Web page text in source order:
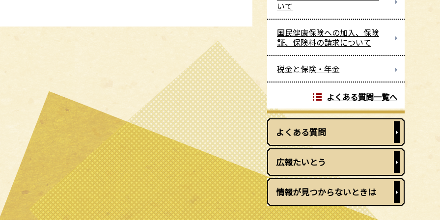
いて
国民健康保険への加入、保険
証、保険料の請求について
税金と保険・年金
よくある質問一覧へ
よくある質問
広報たいとう
情報が見つからないときは